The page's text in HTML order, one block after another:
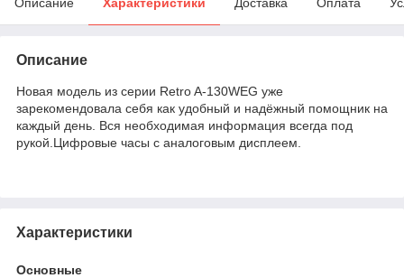
Описание
Новая модель из серии Retro A-130WEG уже
зарекомендовала себя как удобный и надёжный помощник на
каждый день. Вся необходимая информация всегда под
рукой.Цифровые часы с аналоговым дисплеем.
Характеристики
Основные